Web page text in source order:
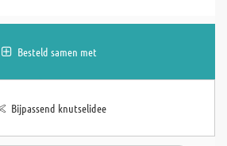
Besteld samen met
Bijpassend knutselidee